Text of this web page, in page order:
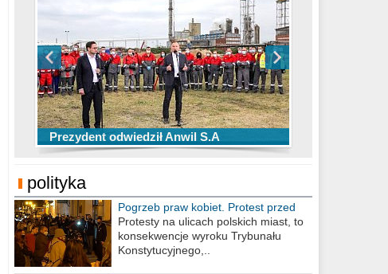
Prezydent odwiedził Anwil S.A
TOP 10 przechwytów Anwilu Włocławek
w EBL w sezonie 2019/2020
TOP 5 rzutów Anwilu Włocławek w BCL
w sezonie 2019/2020
polityka
Pogrzeb praw kobiet. Protest przed
biurem poselskim PiS
Protesty na ulicach polskich miast, to
konsekwencje wyroku Trybunału
Konstytucyjnego,..